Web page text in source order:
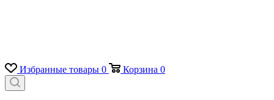
Избранные товары 0 Корзина 0